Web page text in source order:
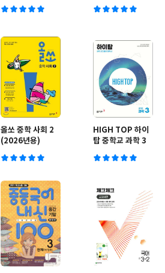
영어 YBM 박준언
올쏘 중학 사회 2
(2026년용)
HIGH TOP 하이
탑 중학교 과학 3